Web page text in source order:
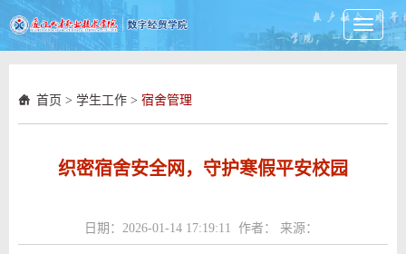
Toggle
首页 > 学生工作 > 宿舍管理
织密宿舍安全网，守护寒假平安校园
日期：2026-01-14 17:19:11 作者： 来源：